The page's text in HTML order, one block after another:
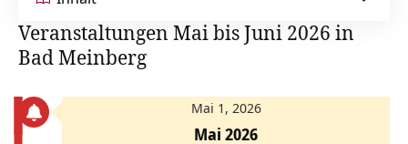
Veranstaltungen Mai bis Juni 2026 in
Bad Meinberg
Mai 1, 2026
Mai 2026